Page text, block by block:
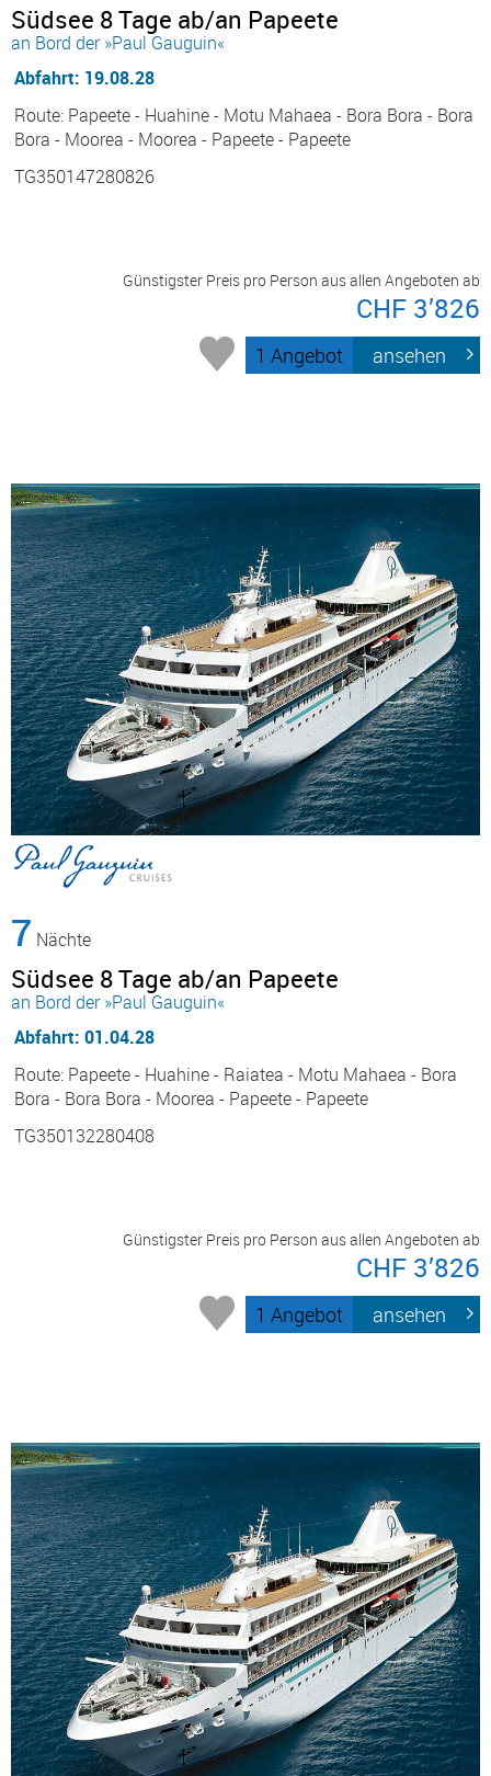
Südsee 8 Tage ab/an Papeete
an Bord der »Paul Gauguin«
Abfahrt: 19.08.28
Route: Papeete - Huahine - Motu Mahaea - Bora Bora - Bora
Bora - Moorea - Moorea - Papeete - Papeete
TG350147280826
Günstigster Preis pro Person aus allen Angeboten ab
CHF 3’826
1 Angebot ansehen
7 Nächte
Südsee 8 Tage ab/an Papeete
an Bord der »Paul Gauguin«
Abfahrt: 01.04.28
Route: Papeete - Huahine - Raiatea - Motu Mahaea - Bora
Bora - Bora Bora - Moorea - Papeete - Papeete
TG350132280408
Günstigster Preis pro Person aus allen Angeboten ab
CHF 3’826
1 Angebot ansehen